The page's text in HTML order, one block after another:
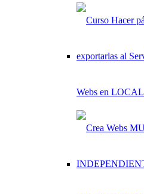
Webs en LOCAL